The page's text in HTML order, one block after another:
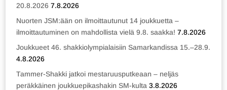
20.8.2026 7.8.2026
Nuorten JSM:ään on ilmoittautunut 14 joukkuetta –
ilmoittautuminen on mahdollista vielä 9.8. saakka! 7.8.2026
Joukkueet 46. shakkiolympialaisiin Samarkandissa 15.–28.9.
4.8.2026
Tammer-Shakki jatkoi mestaruusputkeaan – neljäs
peräkkäinen joukkuepikashakin SM-kulta 3.8.2026